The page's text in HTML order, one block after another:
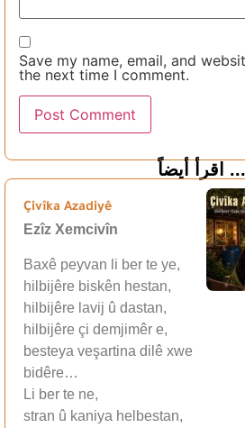
Save my name, email, and
the next time I comment.
اقرأ أيضاً ...
Çivîka Azadiyê
Ezîz Xemcivîn
Baxê peyvan li ber te ye,
hilbijêre biskên hestan,
hilbijêre lavij û dastan,
hilbijêre çi demjimêr e,
besteya veşartina dilê xwe
bidêre…
Li ber te ne,
stran û kaniya helbestan,